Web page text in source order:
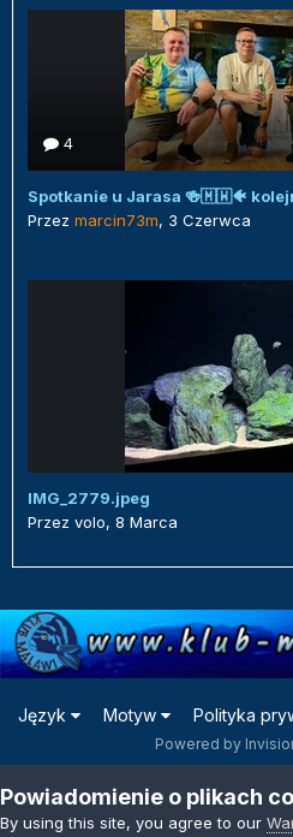
4
Spotkanie u Jarasa 🍻🇲🇼🐠
Przez marcin73m, 3 Czerwca
IMG_2779.jpeg
Przez volo, 8 Marca
Język Motyw Polityka
Powered by
Powiadomienie o plikach
By using this site, you agree to our